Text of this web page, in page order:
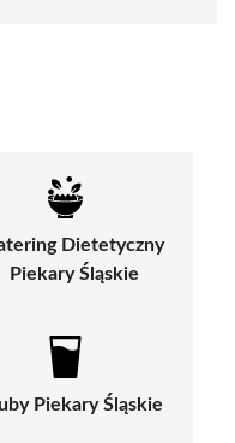
Dietetyczny
Piekary Śląskie
Piekary Śląskie